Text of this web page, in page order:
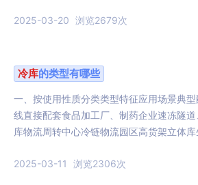
2025-03-20 浏览2679次
冷库的类型有哪些
一、按使用性质分类类型特征应用场景典
线直接配套食品加工厂、制药企业速冻隧
库物流周转中心冷链物流园区高货架立体
2025-03-11 浏览2306次